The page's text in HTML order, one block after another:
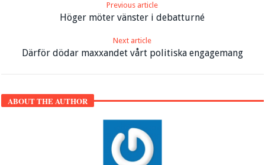
Previous article
Höger möter vänster i debatturné
Next article
Därför dödar maxxandet vårt politiska engagemang
ABOUT THE AUTHOR